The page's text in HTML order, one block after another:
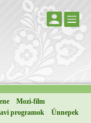
Mozi-film
programok
Ünnepek